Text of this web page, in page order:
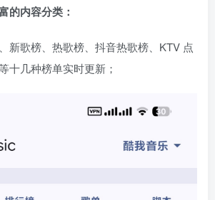
的内容分类：
新歌榜、热歌榜、抖音热歌榜、KTV 点
十几种榜单实时更新；